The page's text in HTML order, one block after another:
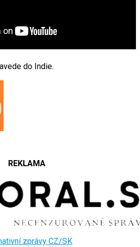
do Indie.
REKLAMA
zprávy CZ/SK